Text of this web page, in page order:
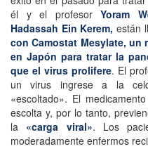
él y el profesor Yoram
Hadassah Ein Kerem, están
con Camostat Mesylate, un
en Japón para tratar la
que el virus prolifere. El
un virus ingrese a la
«escoltado». El
escolta y, por lo tanto,
la «carga viral». Los
moderadamente enfermos